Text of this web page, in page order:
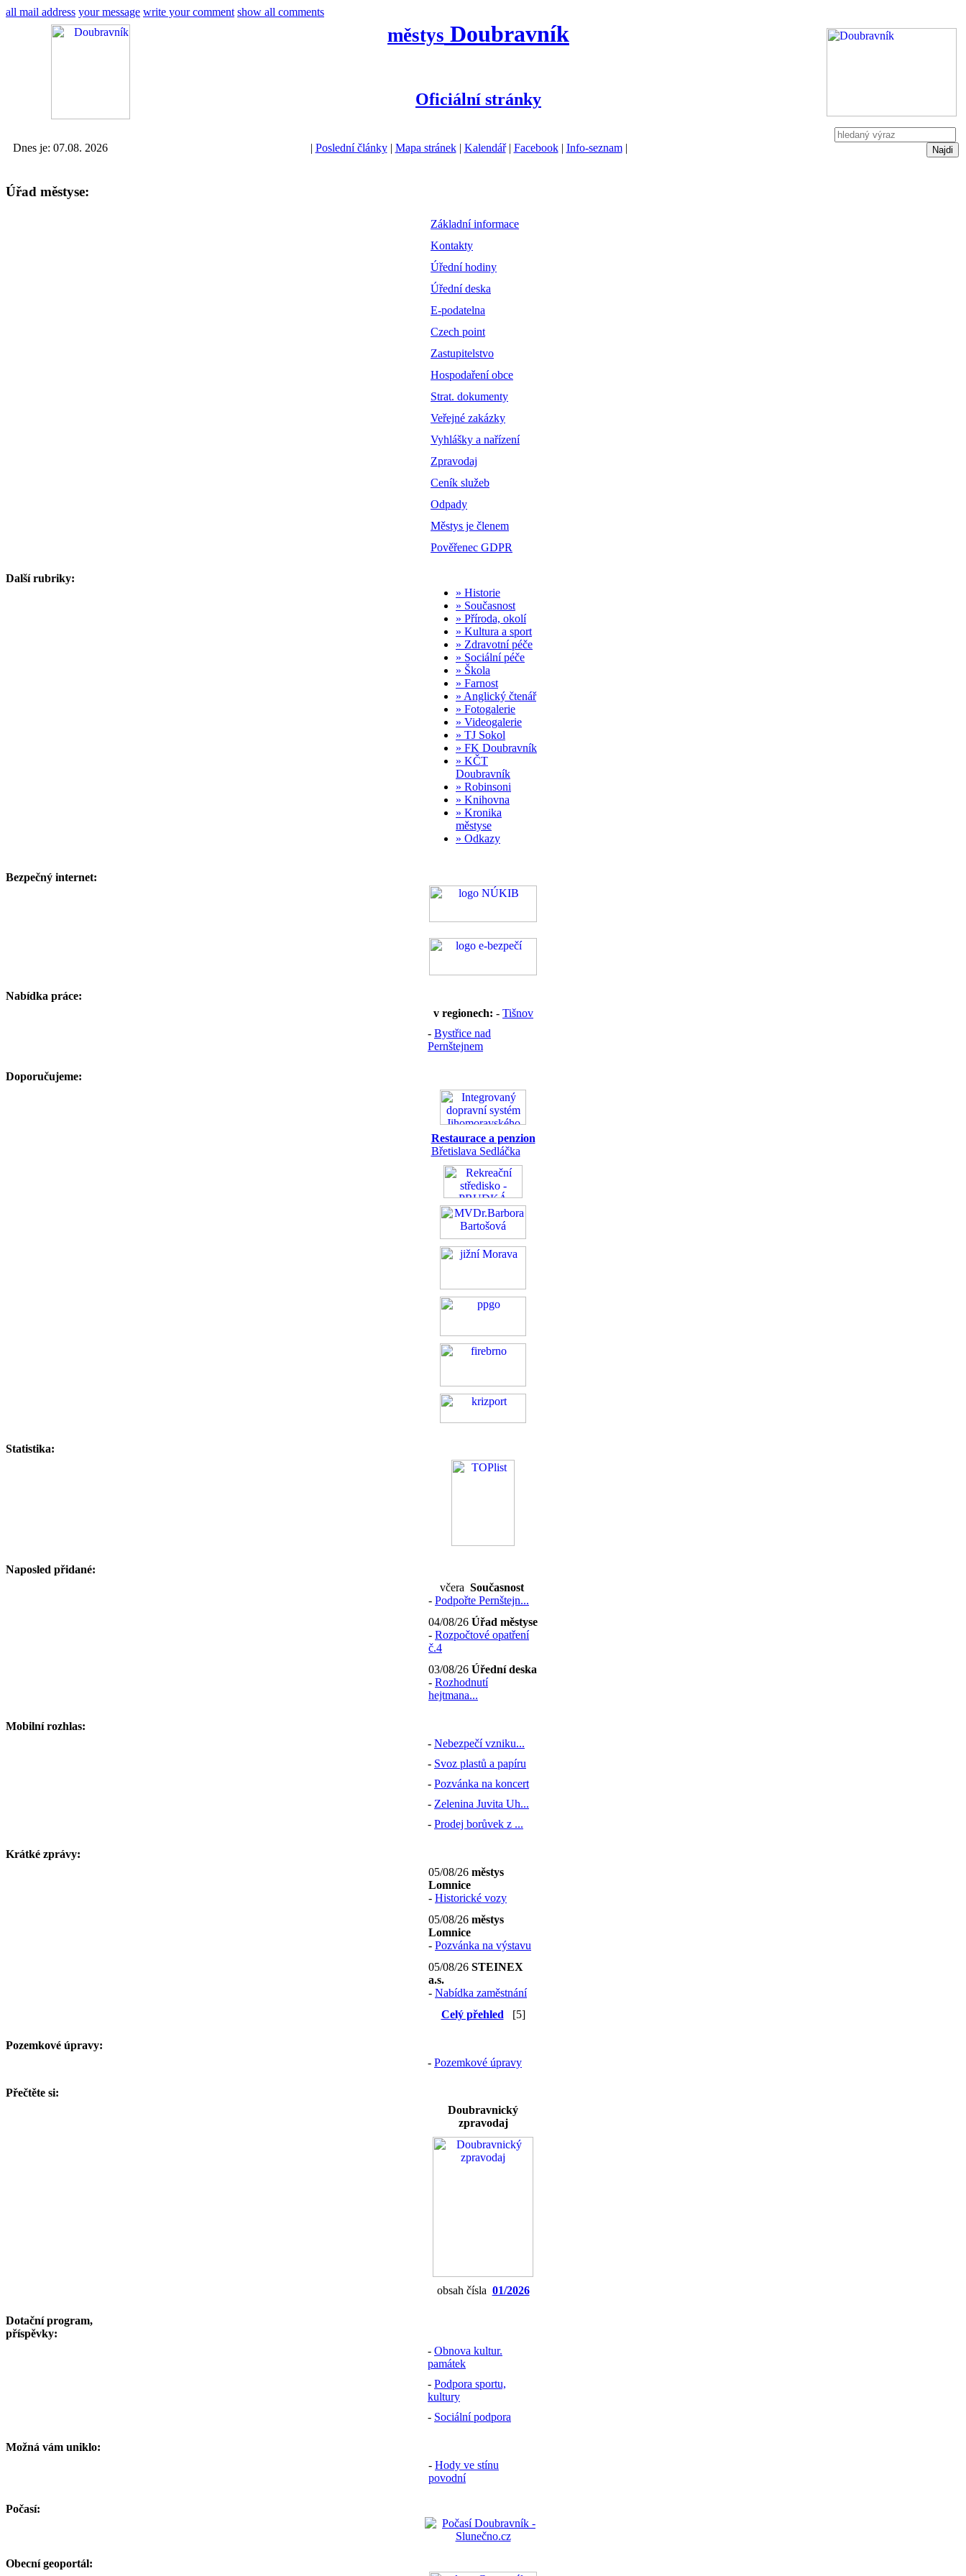
all mail address your message write your comment show all comments
městys Doubravník
Oficiální stránky
Dnes je: 07.08. 2026 | Poslední články| Mapa stránek| Kalendář| Facebook| Info-seznam|
Úřad městyse:
Základní informace
Kontakty
Úřední hodiny
Úřední deska
E-podatelna
Czech point
Zastupitelstvo
Hospodaření obce
Strat. dokumenty
Veřejné zakázky
Vyhlášky a nařízení
Zpravodaj
Ceník služeb
Odpady
Městys je členem
Pověřenec GDPR
Další rubriky:
» Historie
» Současnost
» Příroda, okolí
» Kultura a sport
» Zdravotní péče
» Sociální péče
» Škola
» Farnost
» Anglický čtenář
» Fotogalerie
» Videogalerie
» TJ Sokol
» FK Doubravník
» KČT
Doubravník
» Robinsoni
» Knihovna
» Kronika
městyse
» Odkazy
Bezpečný internet:
Nabídka práce:
v regionech: - Tišnov
- Bystřice nad
Pernštejnem
Doporučujeme:
Restaurace a penzion
Břetislava Sedláčka
Statistika:
Naposled přidané:
včera Současnost
- Podpořte Pernštejn...
04/08/26 Úřad městyse
- Rozpočtové opatření
č.4
03/08/26 Úřední deska
- Rozhodnutí
hejtmana...
Mobilní rozhlas:
- Nebezpečí vzniku...
- Svoz plastů a papíru
- Pozvánka na koncert
- Zelenina Juvita Uh...
- Prodej borůvek z ...
Krátké zprávy:
05/08/26 městys
Lomnice
- Historické vozy
05/08/26 městys
Lomnice
- Pozvánka na výstavu
05/08/26 STEINEX
a.s.
- Nabídka zaměstnání
Celý přehled[5]
Pozemkové úpravy:
- Pozemkové úpravy
Přečtěte si:
Doubravnický
zpravodaj
obsah čísla 01/2026
Dotační program,
příspěvky:
- Obnova kultur.
památek
- Podpora sportu,
kultury
- Sociální podpora
Možná vám uniklo:
- Hody ve stínu
povodní
Počasí:
Obecní geoportál: